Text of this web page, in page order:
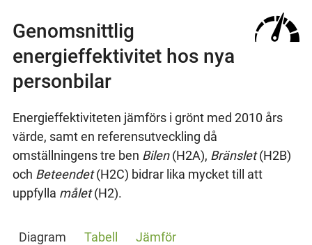
Genomsnittlig
energieffektivitet hos nya
personbilar
Energieffektiviteten jämförs i grönt med 2010 års
värde, samt en referensutveckling då
omställningens tre ben Bilen(H2A), Bränslet(H2B)
och Beteendet(H2C) bidrar lika mycket till att
uppfylla målet(H2).
Diagram Tabell Jämför